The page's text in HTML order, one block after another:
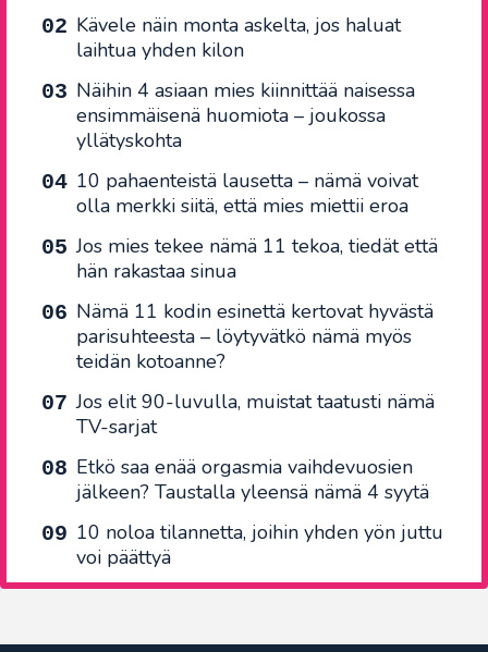
Kävele näin monta askelta, jos haluat
laihtua yhden kilon
Näihin 4 asiaan mies kiinnittää naisessa
ensimmäisenä huomiota – joukossa
yllätyskohta
10 pahaenteistä lausetta – nämä voivat
olla merkki siitä, että mies miettii eroa
Jos mies tekee nämä 11 tekoa, tiedät että
hän rakastaa sinua
Nämä 11 kodin esinettä kertovat hyvästä
parisuhteesta – löytyvätkö nämä myös
teidän kotoanne?
Jos elit 90-luvulla, muistat taatusti nämä
TV-sarjat
Etkö saa enää orgasmia vaihdevuosien
jälkeen? Taustalla yleensä nämä 4 syytä
10 noloa tilannetta, joihin yhden yön juttu
voi päättyä